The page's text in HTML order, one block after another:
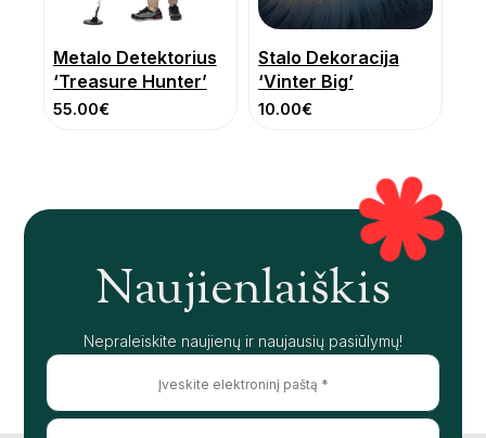
Metalo Detektorius
‘Treasure Hunter’
55.00€
Stalo Dekoracija
‘Vinter Big’
10.00€
Naujienlaiškis
Nepraleiskite naujienų ir naujausių pasiūlymų!